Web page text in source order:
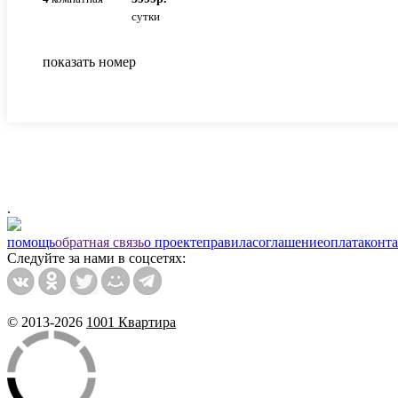
сутки
показать номер
.
помощьобратная связьо проектеправиласоглашениеоплата
Следуйте за нами в соцсетях:
© 2013-2026 1001 Квартира